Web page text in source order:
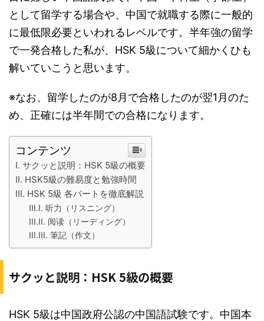
として留学する場合や、中国で就職する際に一般的
に最低限必要といわれるレベルです。半年強の留学
で一発合格した私が、HSK 5級について細かくひも
解いていこうと思います。
※なお、留学したのが8月で合格したのが翌1月のた
め、正確には半年間での合格になります。
コンテンツ
サクッと説明：HSK 5級の概要
HSK5級の難易度と勉強時間
HSK 5級 各パートを徹底解説
听力（リスニング）
阅读（リーディング）
筆記（作文）
サクッと説明：HSK 5級の概要
HSK 5級は中国政府公認の中国語試験です。中国本